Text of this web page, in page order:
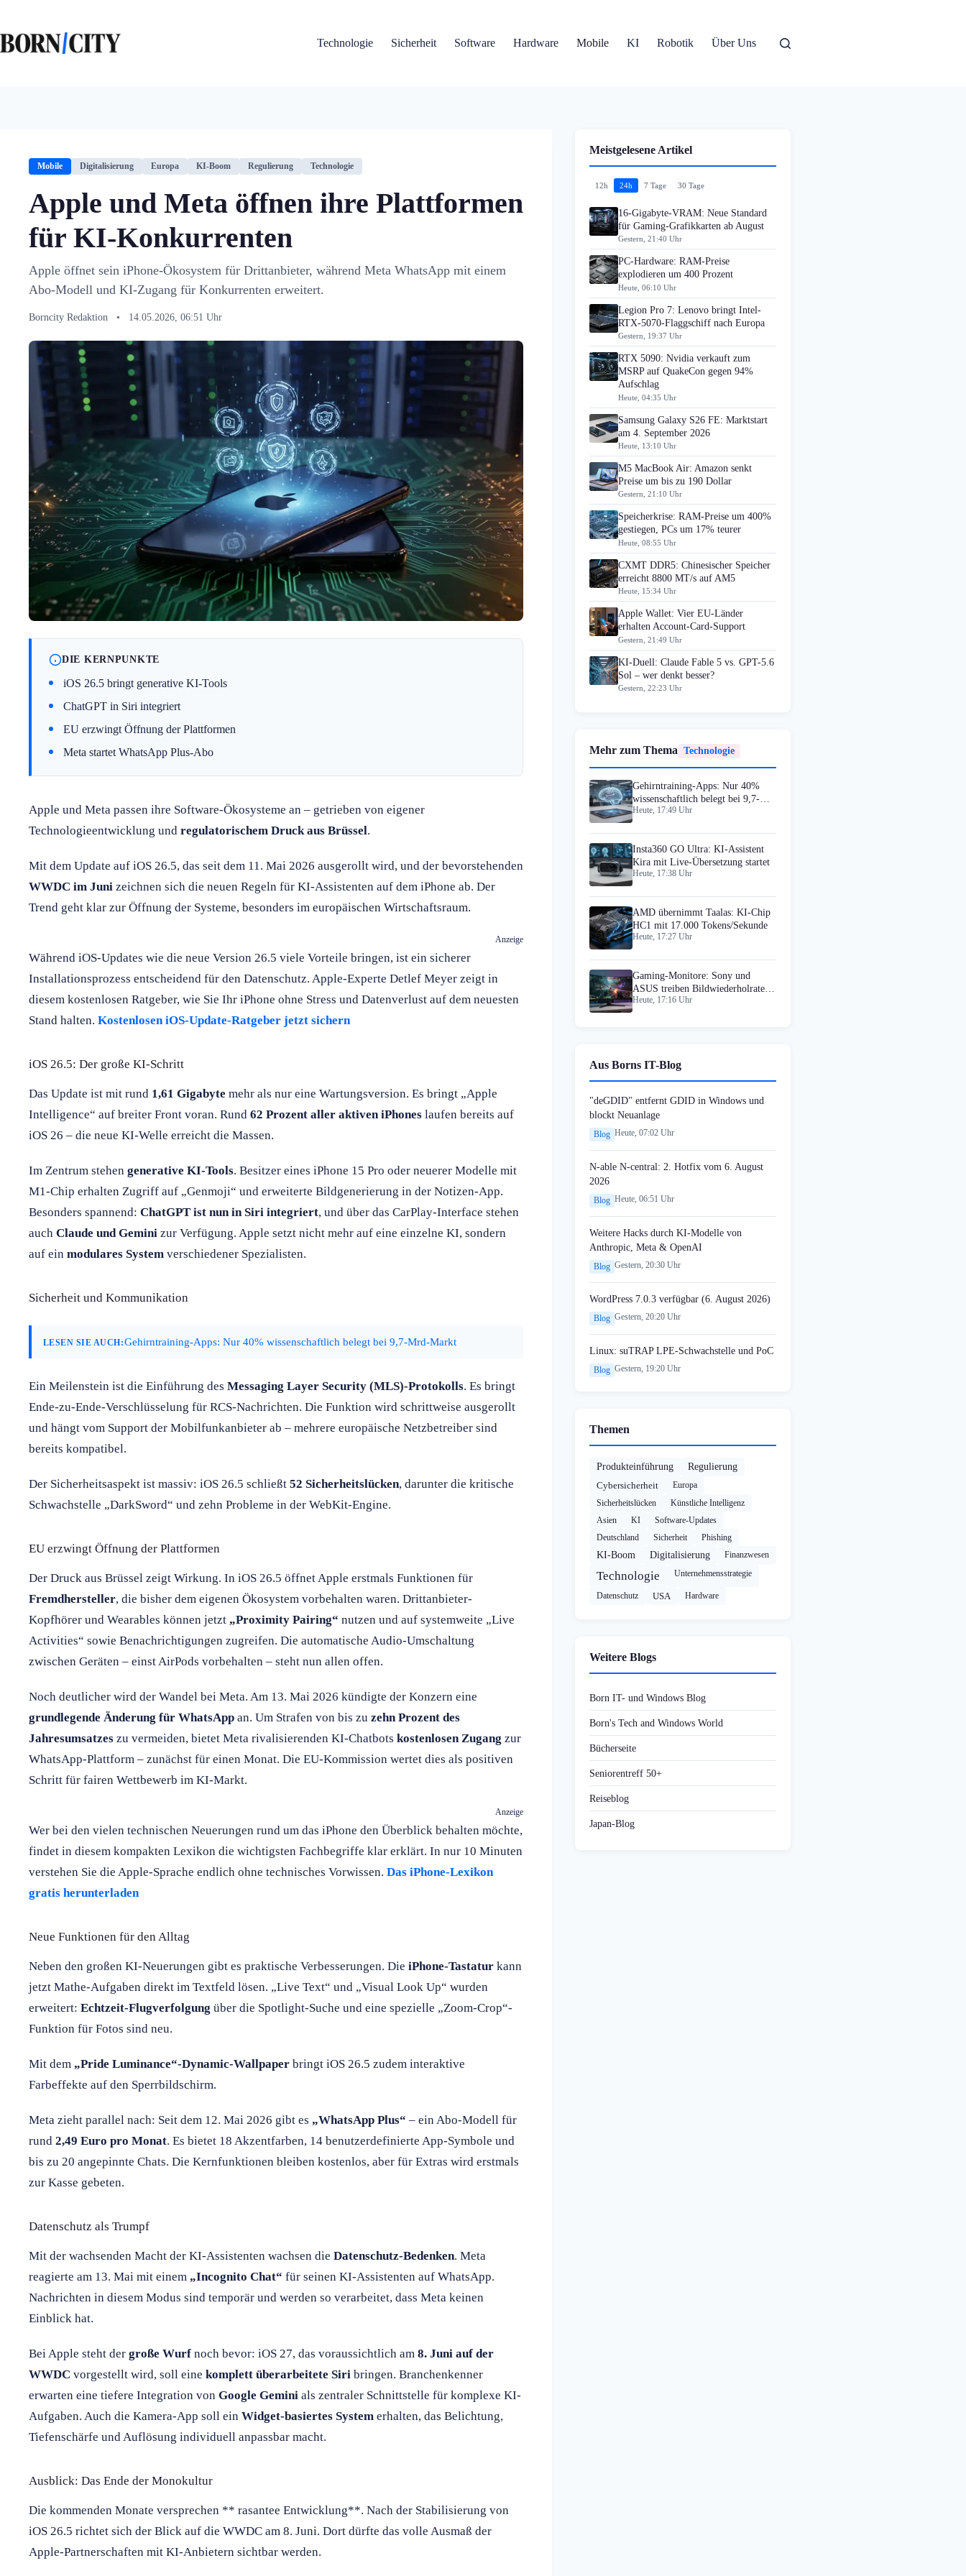
springen
Technologie
Sicherheit Software Hardware Mobile KI Robotik Über Uns
Mobile Digitalisierung Europa KI-Boom Regulierung Technologie
Apple und Meta öffnen ihre Plattformen
für KI-Konkurrenten
Apple öffnet sein iPhone-Ökosystem für Drittanbieter, während Meta WhatsApp mit einem
Abo-Modell und KI-Zugang für Konkurrenten erweitert.
Borncity Redaktion • 14.05.2026, 06:51 Uhr
DIE KERNPUNKTE
iOS 26.5 bringt generative KI-Tools
ChatGPT in Siri integriert
EU erzwingt Öffnung der Plattformen
Meta startet WhatsApp Plus-Abo
Apple und Meta passen ihre Software-Ökosysteme an – getrieben von eigener
Technologieentwicklung und regulatorischem Druck aus Brüssel.
Mit dem Update auf iOS 26.5, das seit dem 11. Mai 2026 ausgerollt wird, und der bevorstehenden
WWDC im Juni zeichnen sich die neuen Regeln für KI-Assistenten auf dem iPhone ab. Der
Trend geht klar zur Öffnung der Systeme, besonders im europäischen Wirtschaftsraum.
Anzeige
Während iOS-Updates wie die neue Version 26.5 viele Vorteile bringen, ist ein sicherer
Installationsprozess entscheidend für den Datenschutz. Apple-Experte Detlef Meyer zeigt in
diesem kostenlosen Ratgeber, wie Sie Ihr iPhone ohne Stress und Datenverlust auf dem neuesten
Stand halten. Kostenlosen iOS-Update-Ratgeber jetzt sichern
iOS 26.5: Der große KI-Schritt
Das Update ist mit rund 1,61 Gigabyte mehr als nur eine Wartungsversion. Es bringt „Apple
Intelligence“ auf breiter Front voran. Rund 62 Prozent aller aktiven iPhones laufen bereits auf
iOS 26 – die neue KI-Welle erreicht die Massen.
Im Zentrum stehen generative KI-Tools. Besitzer eines iPhone 15 Pro oder neuerer Modelle mit
M1-Chip erhalten Zugriff auf „Genmoji“ und erweiterte Bildgenerierung in der Notizen-App.
Besonders spannend: ChatGPT ist nun in Siri integriert, und über das CarPlay-Interface stehen
auch Claude und Gemini zur Verfügung. Apple setzt nicht mehr auf eine einzelne KI, sondern
auf ein modulares System verschiedener Spezialisten.
Sicherheit und Kommunikation
LESEN SIE AUCH:Gehirntraining-Apps: Nur 40% wissenschaftlich belegt bei 9,7-Mrd-Markt
Ein Meilenstein ist die Einführung des Messaging Layer Security (MLS)-Protokolls. Es bringt
Ende-zu-Ende-Verschlüsselung für RCS-Nachrichten. Die Funktion wird schrittweise ausgerollt
und hängt vom Support der Mobilfunkanbieter ab – mehrere europäische Netzbetreiber sind
bereits kompatibel.
Der Sicherheitsaspekt ist massiv: iOS 26.5 schließt 52 Sicherheitslücken, darunter die kritische
Schwachstelle „DarkSword“ und zehn Probleme in der WebKit-Engine.
EU erzwingt Öffnung der Plattformen
Der Druck aus Brüssel zeigt Wirkung. In iOS 26.5 öffnet Apple erstmals Funktionen für
Fremdhersteller, die bisher dem eigenen Ökosystem vorbehalten waren. Drittanbieter-
Kopfhörer und Wearables können jetzt „Proximity Pairing“ nutzen und auf systemweite „Live
Activities“ sowie Benachrichtigungen zugreifen. Die automatische Audio-Umschaltung
zwischen Geräten – einst AirPods vorbehalten – steht nun allen offen.
Noch deutlicher wird der Wandel bei Meta. Am 13. Mai 2026 kündigte der Konzern eine
grundlegende Änderung für WhatsApp an. Um Strafen von bis zu zehn Prozent des
Jahresumsatzes zu vermeiden, bietet Meta rivalisierenden KI-Chatbots kostenlosen Zugang zur
WhatsApp-Plattform – zunächst für einen Monat. Die EU-Kommission wertet dies als positiven
Schritt für fairen Wettbewerb im KI-Markt.
Anzeige
Wer bei den vielen technischen Neuerungen rund um das iPhone den Überblick behalten möchte,
findet in diesem kompakten Lexikon die wichtigsten Fachbegriffe klar erklärt. In nur 10 Minuten
verstehen Sie die Apple-Sprache endlich ohne technisches Vorwissen. Das iPhone-Lexikon
gratis herunterladen
Neue Funktionen für den Alltag
Neben den großen KI-Neuerungen gibt es praktische Verbesserungen. Die iPhone-Tastatur kann
jetzt Mathe-Aufgaben direkt im Textfeld lösen. „Live Text“ und „Visual Look Up“ wurden
erweitert: Echtzeit-Flugverfolgung über die Spotlight-Suche und eine spezielle „Zoom-Crop“-
Funktion für Fotos sind neu.
Mit dem „Pride Luminance“-Dynamic-Wallpaper bringt iOS 26.5 zudem interaktive
Farbeffekte auf den Sperrbildschirm.
Meta zieht parallel nach: Seit dem 12. Mai 2026 gibt es „WhatsApp Plus“ – ein Abo-Modell für
rund 2,49 Euro pro Monat. Es bietet 18 Akzentfarben, 14 benutzerdefinierte App-Symbole und
bis zu 20 angepinnte Chats. Die Kernfunktionen bleiben kostenlos, aber für Extras wird erstmals
zur Kasse gebeten.
Datenschutz als Trumpf
Mit der wachsenden Macht der KI-Assistenten wachsen die Datenschutz-Bedenken. Meta
reagierte am 13. Mai mit einem „Incognito Chat“ für seinen KI-Assistenten auf WhatsApp.
Nachrichten in diesem Modus sind temporär und werden so verarbeitet, dass Meta keinen
Einblick hat.
Bei Apple steht der große Wurf noch bevor: iOS 27, das voraussichtlich am 8. Juni auf der
WWDC vorgestellt wird, soll eine komplett überarbeitete Siri bringen. Branchenkenner
erwarten eine tiefere Integration von Google Gemini als zentraler Schnittstelle für komplexe KI-
Aufgaben. Auch die Kamera-App soll ein Widget-basiertes System erhalten, das Belichtung,
Tiefenschärfe und Auflösung individuell anpassbar macht.
Ausblick: Das Ende der Monokultur
Die kommenden Monate versprechen ** rasantee Entwicklung**. Nach der Stabilisierung von
iOS 26.5 richtet sich der Blick auf die WWDC am 8. Juni. Dort dürfte das volle Ausmaß der
Apple-Partnerschaften mit KI-Anbietern sichtbar werden.
Meistgelesene Artikel
12h 24h 7 Tage 30 Tage
16-Gigabyte-VRAM: Neue Standard
für Gaming-Grafikkarten ab August
Gestern, 21:40 Uhr
PC-Hardware: RAM-Preise
explodieren um 400 Prozent
Heute, 06:10 Uhr
Legion Pro 7: Lenovo bringt Intel-
RTX-5070-Flaggschiff nach Europa
Gestern, 19:37 Uhr
RTX 5090: Nvidia verkauft zum
MSRP auf QuakeCon gegen 94%
Aufschlag
Heute, 04:35 Uhr
Samsung Galaxy S26 FE: Marktstart
am 4. September 2026
Heute, 13:10 Uhr
M5 MacBook Air: Amazon senkt
Preise um bis zu 190 Dollar
Gestern, 21:10 Uhr
Speicherkrise: RAM-Preise um 400%
gestiegen, PCs um 17% teurer
Heute, 08:55 Uhr
CXMT DDR5: Chinesischer Speicher
erreicht 8800 MT/s auf AM5
Heute, 15:34 Uhr
Apple Wallet: Vier EU-Länder
erhalten Account-Card-Support
Gestern, 21:49 Uhr
KI-Duell: Claude Fable 5 vs. GPT-5.6
Sol – wer denkt besser?
Gestern, 22:23 Uhr
Mehr zum Thema Technologie
Gehirntraining-Apps: Nur 40%
wissenschaftlich belegt bei 9,7-
Mrd-Markt
Heute, 17:49 Uhr
Insta360 GO Ultra: KI-Assistent
Kira mit Live-Übersetzung startet
Heute, 17:38 Uhr
AMD übernimmt Taalas: KI-Chip
HC1 mit 17.000 Tokens/Sekunde
Heute, 17:27 Uhr
Gaming-Monitore: Sony und
ASUS treiben Bildwiederholrate
auf 540 Hz
Heute, 17:16 Uhr
Aus Borns IT-Blog
"deGDID" entfernt GDID in Windows und
blockt Neuanlage
Blog Heute, 07:02 Uhr
N-able N-central: 2. Hotfix vom 6. August
2026
Blog Heute, 06:51 Uhr
Weitere Hacks durch KI-Modelle von
Anthropic, Meta & OpenAI
Blog Gestern, 20:30 Uhr
WordPress 7.0.3 verfügbar (6. August 2026)
Blog Gestern, 20:20 Uhr
Linux: suTRAP LPE-Schwachstelle und PoC
Blog Gestern, 19:20 Uhr
Themen
Produkteinführung
Regulierung
Cybersicherheit
Europa
Sicherheitslücken
Künstliche Intelligenz
Asien
KI
Software-Updates
Deutschland
Sicherheit Phishing
KI-Boom Digitalisierung Finanzwesen
Technologie Unternehmensstrategie
Datenschutz USA Hardware
Weitere Blogs
Born IT- und Windows Blog
Born's Tech and Windows World
Bücherseite
Seniorentreff 50+
Reiseblog
Japan-Blog